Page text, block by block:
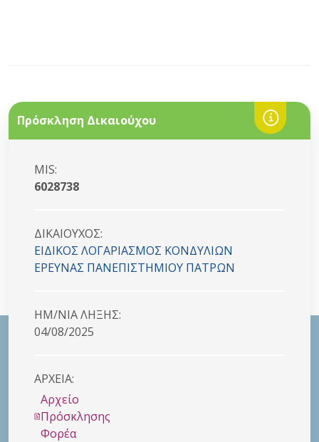
Πρόσκληση Δικαιούχου
MIS:
6028738
ΔΙΚΑΙΟYΧΟΣ:
ΕΙΔΙΚΟΣ ΛΟΓΑΡΙΑΣΜΟΣ ΚΟΝΔΥΛΙΩΝ
ΕΡΕΥΝΑΣ ΠΑΝΕΠΙΣΤΗΜΙΟΥ ΠΑΤΡΩΝ
HM/NIA ΛΗΞΗΣ:
04/08/2025
ΑΡΧΕΙΑ:
Αρχείο
Πρόσκλησης
Φορέα